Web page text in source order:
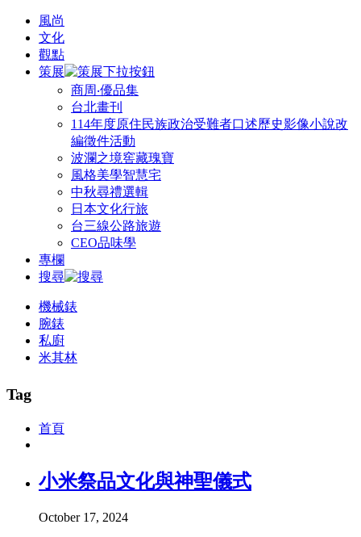
風尚
文化
觀點
策展
商周‧優品集
台北畫刊
114年度原住民族政治受難者口述歷史影像小說改
編徵件活動
波瀾之境窖藏瑰寶
風格美學智慧宅
中秋尋禮選輯
日本文化行旅
台三線公路旅遊
CEO品味學
專欄
搜尋
機械錶
腕錶
私廚
米其林
Tag
首頁
小米祭品文化與神聖儀式
October 17, 2024